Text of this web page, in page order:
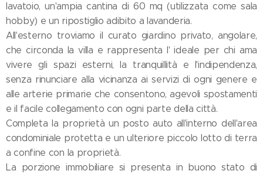
lavatoio, un'ampia cantina di 60 mq (utilizzata come sala
hobby) e un ripostiglio adibito a lavanderia.
All'esterno troviamo il curato giardino privato, angolare,
che circonda la villa e rappresenta l' ideale per chi ama
vivere gli spazi esterni, la tranquillità e l'indipendenza,
senza rinunciare alla vicinanza ai servizi di ogni genere e
alle arterie primarie che consentono, agevoli spostamenti
e il facile collegamento con ogni parte della città.
Completa la proprietà un posto auto all'interno dell'area
condominiale protetta e un ulteriore piccolo lotto di terra
a confine con la proprietà.
La porzione immobiliare si presenta in buono stato di